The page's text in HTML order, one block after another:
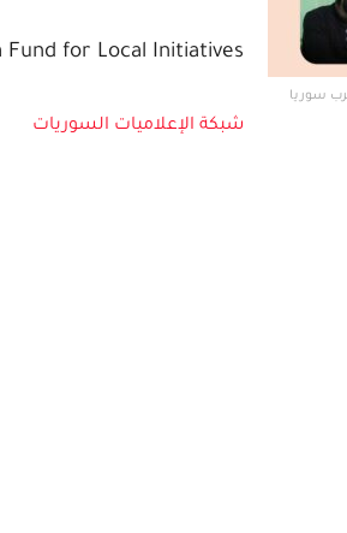
سوريا
Fund for Local Initiatives
شبكة الإعلاميات السوريات